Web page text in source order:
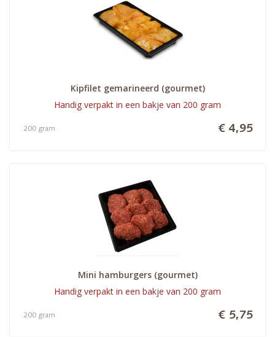
Kipfilet gemarineerd (gourmet)
Handig verpakt in een bakje van 200 gram
€ 4,95
200 gram
Mini hamburgers (gourmet)
Handig verpakt in een bakje van 200 gram
€ 5,75
200 gram